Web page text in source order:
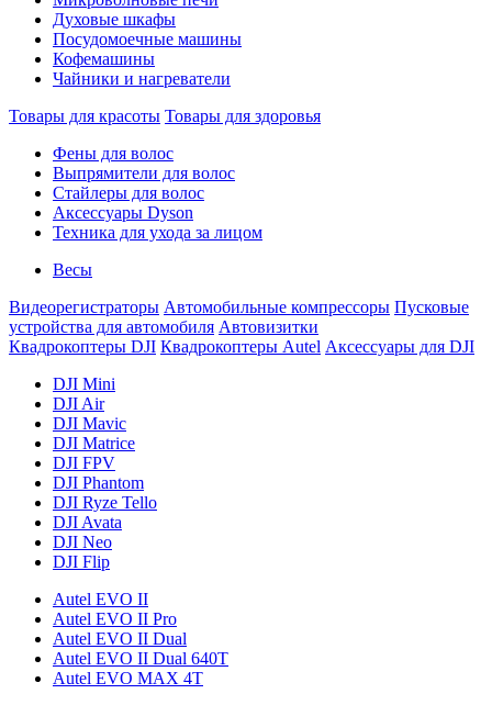
Духовые шкафы
Посудомоечные машины
Кофемашины
Чайники и нагреватели
Товары для красоты Товары для здоровья
Фены для волос
Выпрямители для волос
Стайлеры для волос
Аксессуары Dyson
Техника для ухода за лицом
Весы
Видеорегистраторы Автомобильные компрессоры Пусковые
устройства для автомобиля Автовизитки
Квадрокоптеры DJI Квадрокоптеры Autel Аксессуары для DJI
DJI Mini
DJI Air
DJI Mavic
DJI Matrice
DJI FPV
DJI Phantom
DJI Ryze Tello
DJI Avata
DJI Neo
DJI Flip
Autel EVO II
Autel EVO II Pro
Autel EVO II Dual
Autel EVO II Dual 640T
Autel EVO MAX 4T